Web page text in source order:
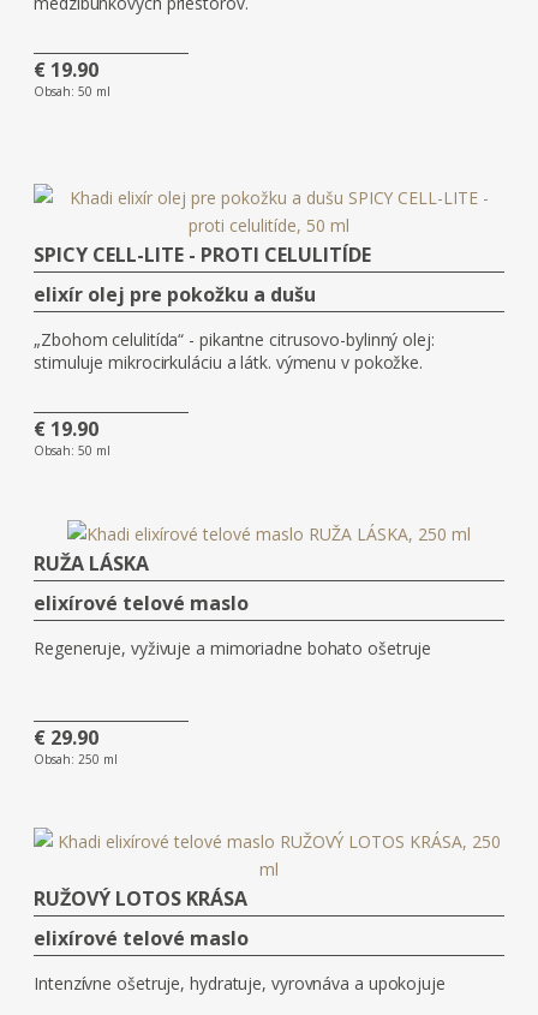
€ 19.90
Obsah: 50 ml
SPICY CELL-LITE - PROTI CELULITÍDE
elixír olej pre pokožku a dušu
„Zbohom celulitída“ - pikantne citrusovo-bylinný olej:
stimuluje mikrocirkuláciu a látk. výmenu v pokožke.
€ 19.90
Obsah: 50 ml
RUŽA LÁSKA
elixírové telové maslo
Regeneruje, vyživuje a mimoriadne bohato ošetruje
€ 29.90
Obsah: 250 ml
RUŽOVÝ LOTOS KRÁSA
elixírové telové maslo
Intenzívne ošetruje, hydratuje, vyrovnáva a upokojuje